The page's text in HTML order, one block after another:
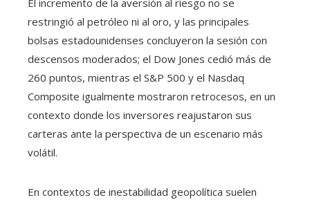
El incremento de la aversión al riesgo no se
restringió al petróleo ni al oro, y las principales
bolsas estadounidenses concluyeron la sesión con
descensos moderados; el Dow Jones cedió más de
260 puntos, mientras el S&P 500 y el Nasdaq
Composite igualmente mostraron retrocesos, en un
contexto donde los inversores reajustaron sus
carteras ante la perspectiva de un escenario más
volátil.
En contextos de inestabilidad geopolítica suelen